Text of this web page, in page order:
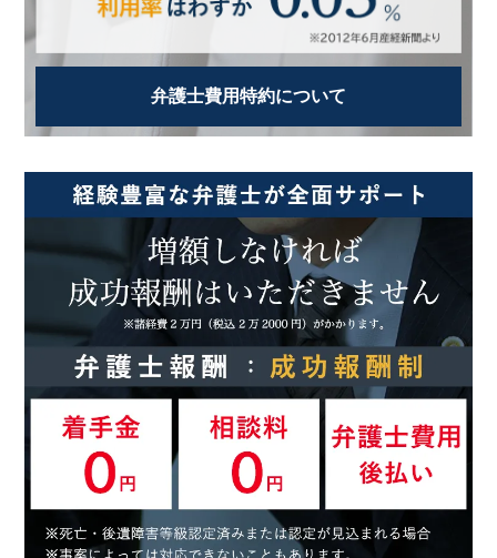
弁護士費用特約について